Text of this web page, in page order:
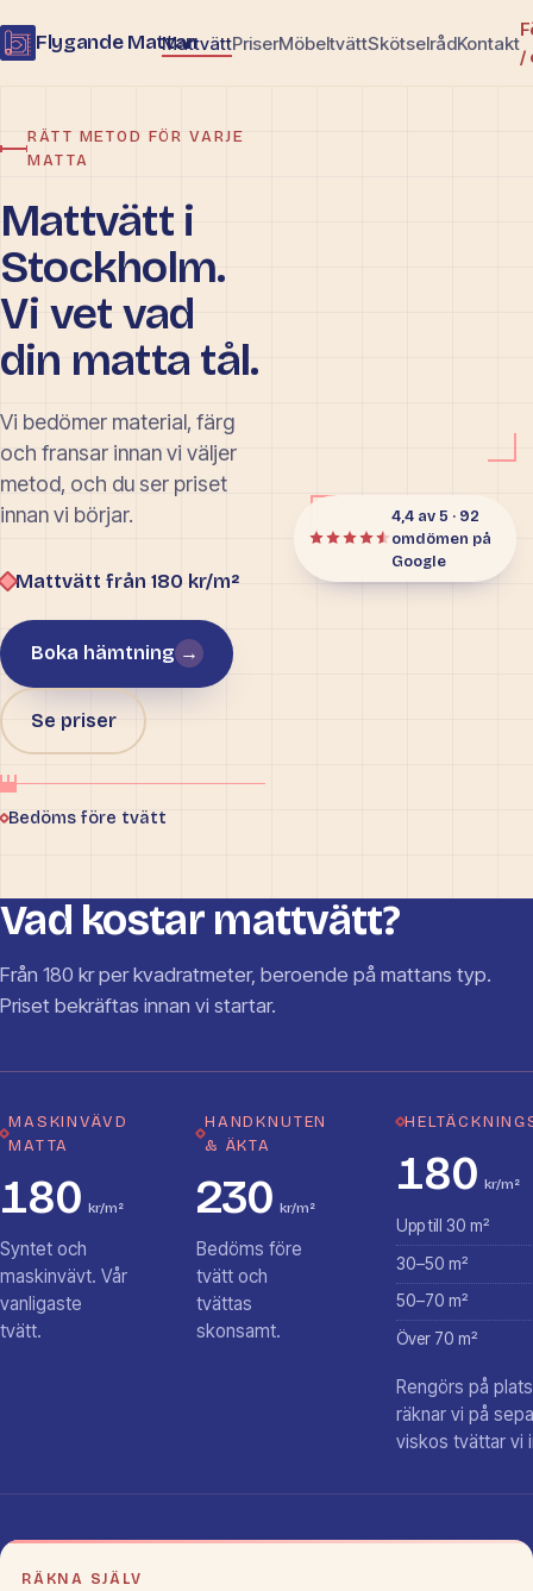
Flygande MattanMattvättPriserMöbeltvättSkötselrådKontakt
/
RÄTT METOD FÖR VARJE
MATTA
Mattvätt i
Stockholm.
Vi vet vad
din matta tål.
Vi bedömer material, färg
och fransar innan vi väljer
metod, och du ser priset
innan vi börjar.
Mattvätt från 180 kr/m²
Boka hämtning →
Se priser
Bedöms före tvätt
4,4 av 5 · 92
omdömen på
Google
Vad kostar mattvätt?
Från 180 kr per kvadratmeter, beroende på mattans typ.
Priset bekräftas innan vi startar.
MASKINVÄVD
MATTA
180 kr/m²
Syntet och
maskinvävt. Vår
vanligaste
tvätt.
HANDKNUTEN
& ÄKTA
230 kr/m²
Bedöms före
tvätt och
tvättas
skonsamt.
180 kr/m²
Upp till 30 m²
30–50 m²
50–70 m²
Över 70 m²
Rengörs på
räknar vi på
viskos tvättar vi
RÄKNA SJÄLV